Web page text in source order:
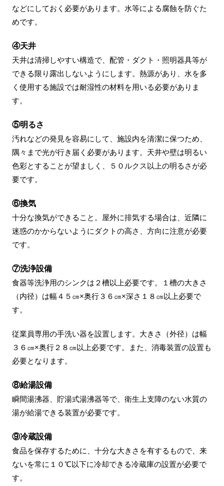
などにしておく必要があります。水等による腐蝕を防ぐた
めです。
④天井
天井は清掃しやすい構造で、配管・ダクト・照明器具等が
できる限り露出しないようにします。熱源があり、水を多
く使用する施設では耐湿性の材料を用いる必要がありま
す。
⑤明るさ
汚れなどの発見を容易にして、施設内を清潔に保つため、
隅々まで光が行き届く必要があります。天井や壁は明るい
色彩とすることが望ましく、５０ルクス以上の明るさが必
要です。
⑥換気
十分な換気ができること。屋外に排気する場合は、近隣に
迷惑のかからないようにダクトの高さ、方向に注意が必要
です。
⑦洗浄設備
食器等洗浄用のシンクは２槽以上必要です。１槽の大きさ
（内径）は幅４５㎝×奥行３６㎝×深さ１８㎝以上必要で
す。
従業員専用の手洗い器を設置します。大きさ（外径）は幅
３６㎝×奥行２８㎝以上必要です。また、消毒装置の設置も
必要となります。
⑧給湯設備
瞬間湯沸器、貯湯式湯沸器等で、衛生上支障のない水質の
湯が給湯できる装置が必要です。
⑨冷蔵設備
食品を保存するために、十分な大きさを有するもので、来
ないを常に１０℃以下に冷却できる冷蔵庫の設置が必要で
す。